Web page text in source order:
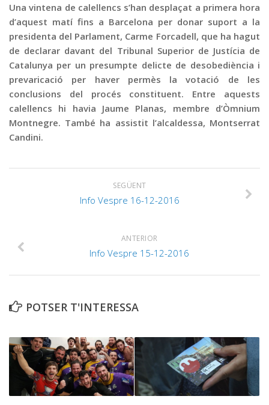
Una vintena de calellencs s’han desplaçat a primera hora
d’aquest matí fins a Barcelona per donar suport a la
presidenta del Parlament, Carme Forcadell, que ha hagut
de declarar davant del Tribunal Superior de Justícia de
Catalunya per un presumpte delicte de desobediència i
prevaricació per haver permès la votació de les
conclusions del procés constituent. Entre aquests
calellencs hi havia Jaume Planas, membre d’Òmnium
Montnegre. També ha assistit l’alcaldessa, Montserrat
Candini.
SEGÜENT
Info Vespre 16-12-2016
ANTERIOR
Info Vespre 15-12-2016
POTSER T'INTERESSA